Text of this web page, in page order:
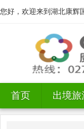
您好，欢迎来到湖北康辉
首页 出境旅